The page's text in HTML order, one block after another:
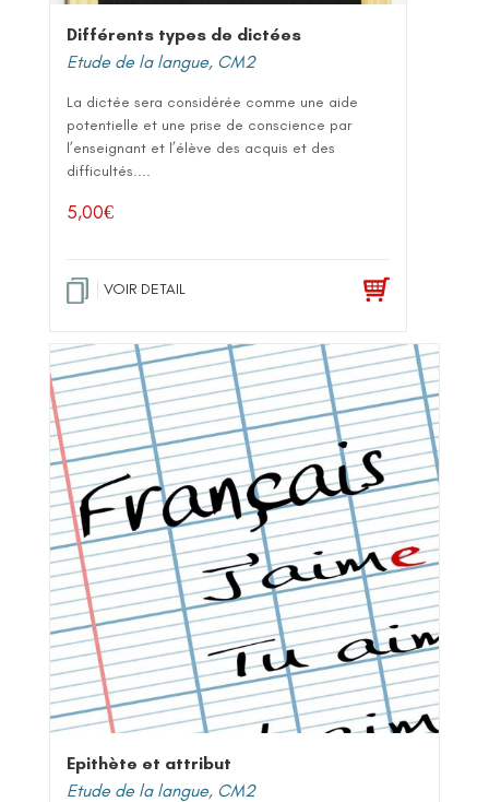
Différents types de dictées
Etude de la langue, CM2
La dictée sera considérée comme une aide
potentielle et une prise de conscience par
l’enseignant et l’élève des acquis et des
difficultés....
5,00€
VOIR DETAIL
Epithète et attribut
Etude de la langue, CM2